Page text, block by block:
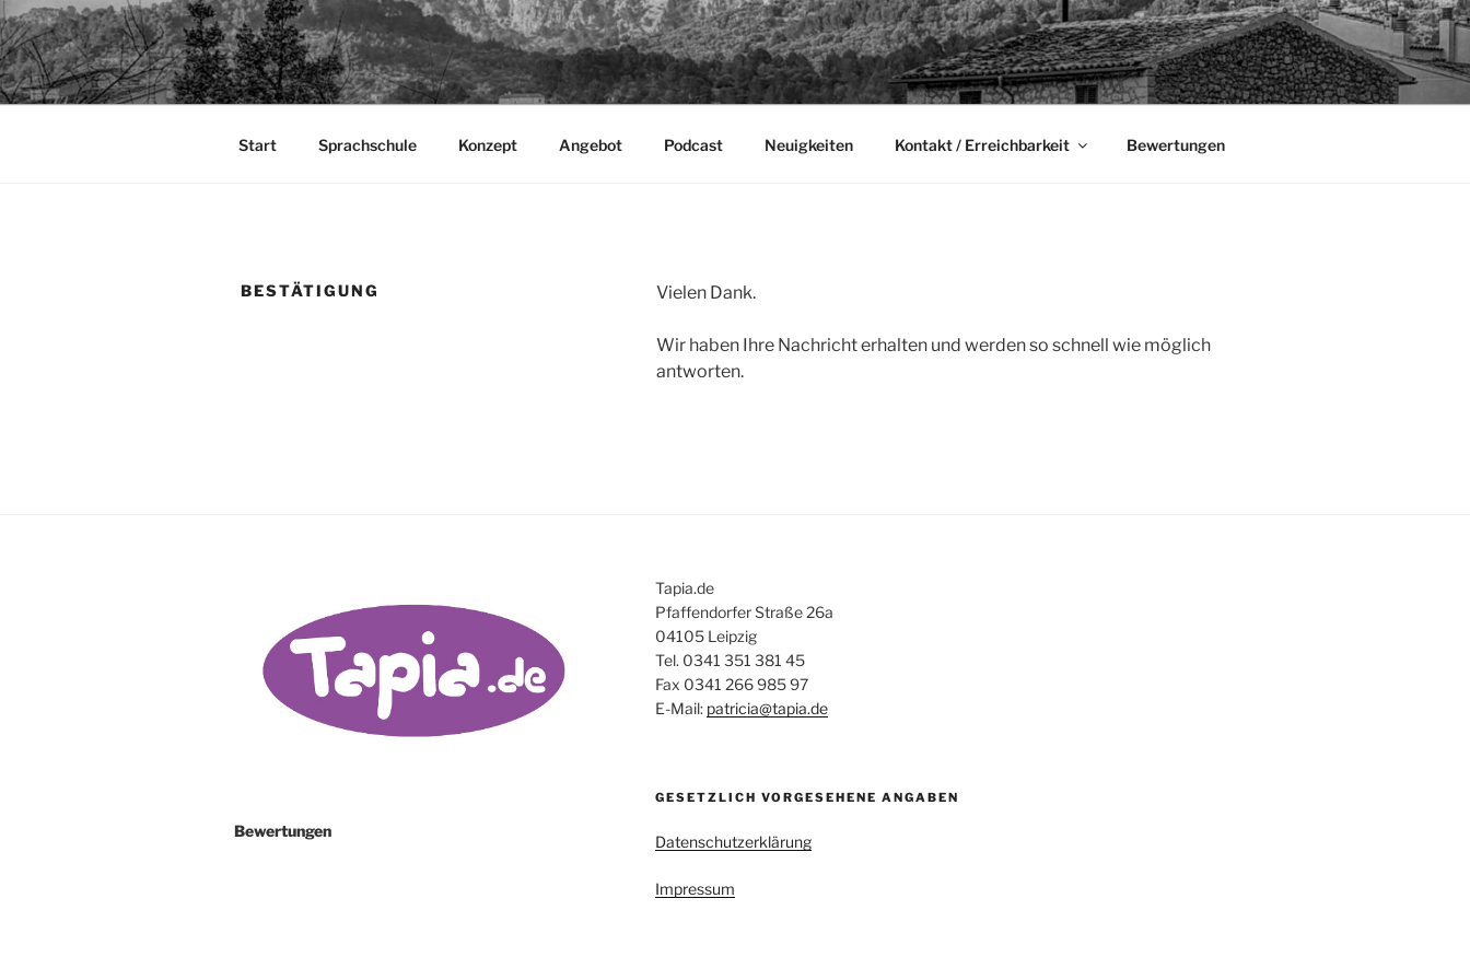
Zum
Inhalt
springen
TAPIA.DE
Sprachen für das Leben
Start Sprachschule Konzept Angebot Podcast Neuigkeiten Kontakt / Erreichbarkeit Bewertungen
BESTÄTIGUNG Vielen Dank.
Wir haben Ihre Nachricht erhalten und werden so schnell wie möglich
antworten.
Bewertungen
Tapia.de
Pfaffendorfer Straße 26a
04105 Leipzig
Tel. 0341 351 381 45
Fax 0341 266 985 97
E-Mail: patricia@tapia.de
GESETZLICH VORGESEHENE ANGABEN
Datenschutzerklärung
Impressum